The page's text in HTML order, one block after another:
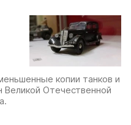
копии танков и
Великой Отечественной